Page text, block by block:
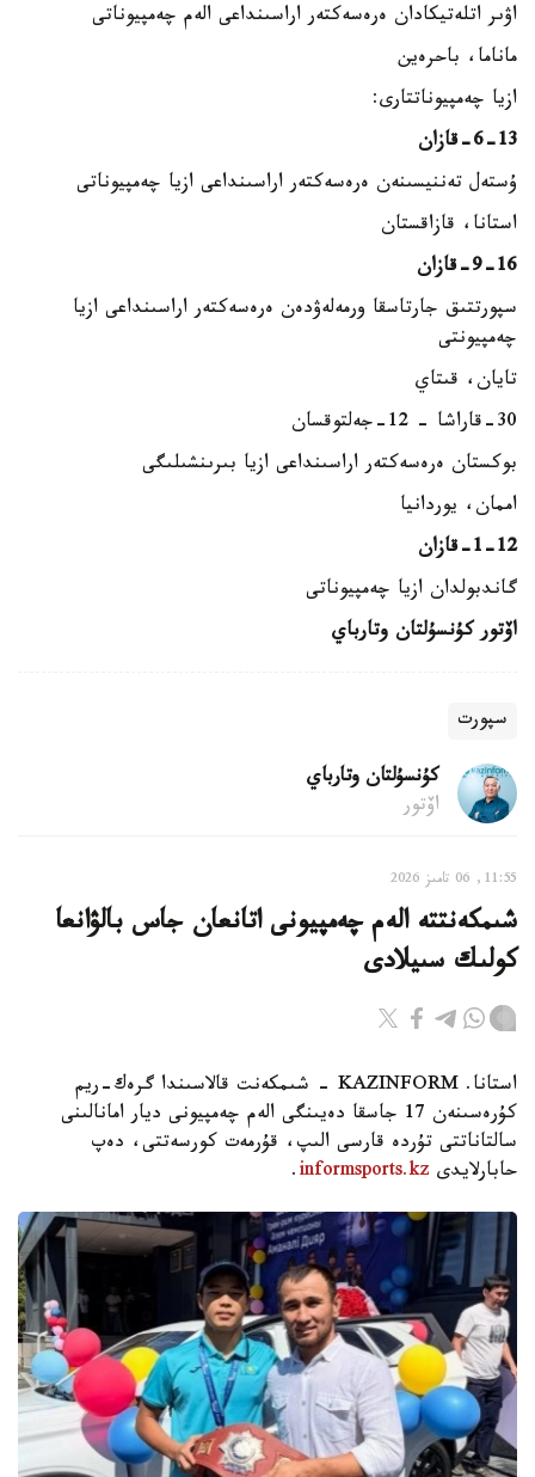
اۋىر اتلەتيكادان ەرەسەكتەر اراسىنداعى الەم چەمپيوناتى
ماناما، باحرەين
ازيا چەمپيوناتتارى:
6-13-قازان
ۇستەل تەننيسىنەن ەرەسەكتەر اراسىنداعى ازيا چەمپيوناتى
استانا، قازاقستان
9-16-قازان
سپورتتىق جارتاسقا ورمەلەۋدەن ەرەسەكتەر اراسىنداعى ازيا
چەمپيونتى
تايان، قىتاي
30-قاراشا – 12-جەلتوقسان
بوكستان ەرەسەكتەر اراسىنداعى ازيا بىرىنشىلىگى
اممان، يوردانيا
1-12-قازان
گاندبولدان ازيا چەمپيوناتى
اۆتور كۇنسۇلتان وتارباي
سپورت
كۇنسۇلتان وتارباي
اۆتور
11:55, 06 تامىز 2026
شىمكەنتتە الەم چەمپيونى اتانعان جاس بالۋانعا
كولىك سىيلادى
استانا. KAZINFORM - شىمكەنت قالاسىندا گرەك-ريم
كۇرەسىنەن 17 جاسقا دەيىنگى الەم چەمپيونى ديار امانالىنى
سالتاناتتى تۇردە قارسى الىپ، قۇرمەت كورسەتتى، دەپ
حابارلايدى informsports.kz
.